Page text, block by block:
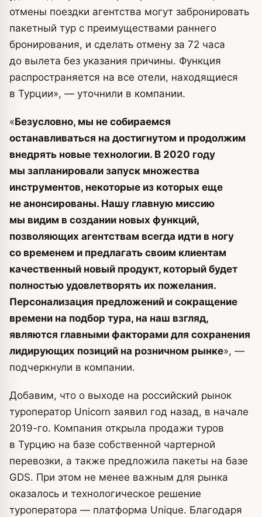
отмены поездки агентства могут забронировать
пакетный тур с преимуществами раннего
бронирования, и сделать отмену за 72 часа
до вылета без указания причины. Функция
распространяется на все отели, находящиеся
в Турции», — уточнили в компании.
«Безусловно, мы не собираемся
останавливаться на достигнутом и продолжим
внедрять новые технологии. В 2020 году
мы запланировали запуск множества
инструментов, некоторые из которых еще
не анонсированы. Нашу главную миссию
мы видим в создании новых функций,
позволяющих агентствам всегда идти в ногу
со временем и предлагать своим клиентам
качественный новый продукт, который будет
полностью удовлетворять их пожелания.
Персонализация предложений и сокращение
времени на подбор тура, на наш взгляд,
являются главными факторами для сохранения
лидирующих позиций на розничном рынке», —
подчеркнули в компании.
Добавим, что о выходе на российский рынок
туроператор Unicorn заявил год назад, в начале
2019-го. Компания открыла продажи туров
в Турцию на базе собственной чартерной
перевозки, а также предложила пакеты на базе
GDS. При этом не менее важным для рынка
оказалось и технологическое решение
туроператора — платформа Unique. Благодаря